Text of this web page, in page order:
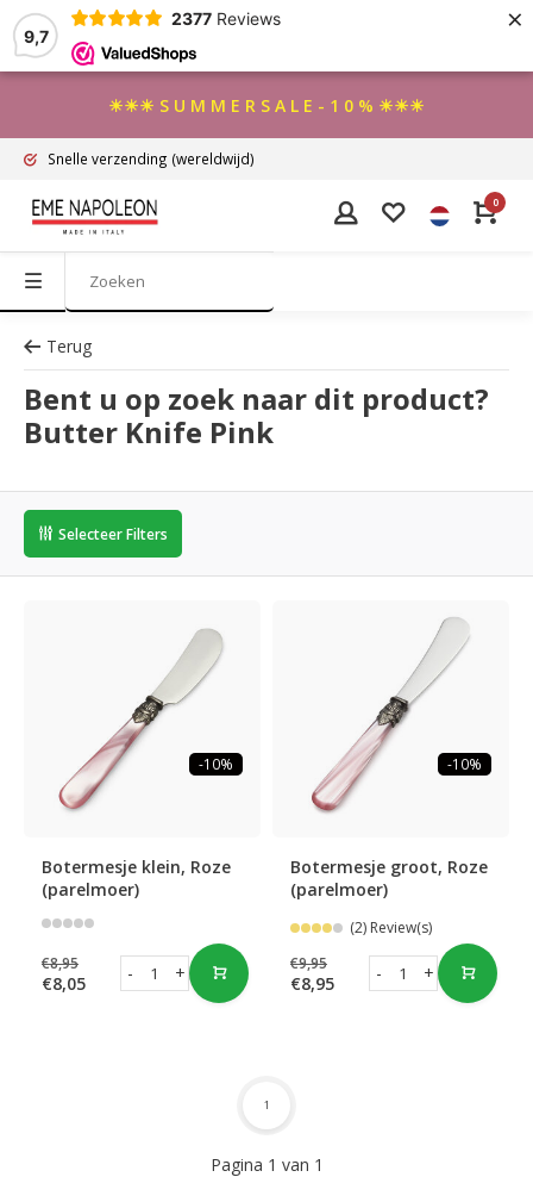
9,7
2377 Reviews ×
☀☀☀ S U M M E R S A L E - 1 0 % ☀☀☀
Snelle verzending (wereldwijd)
0
Terug
Bent u op zoek naar dit product?
Butter Knife Pink
Selecteer Filters
-10%
Botermesje klein, Roze
(parelmoer)
€8,95
€8,05 +
-
-10%
Botermesje groot, Roze
(parelmoer)
(2) Review(s)
€9,95
€8,95 +
-
Pagina 1 van 1
1